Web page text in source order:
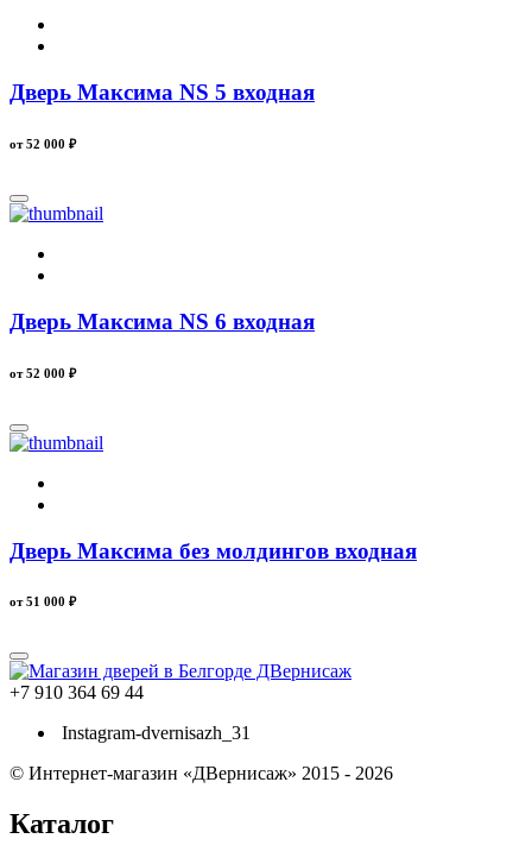
Дверь Максима NS 5 входная
от 52 000 ₽
Дверь Максима NS 6 входная
от 52 000 ₽
Дверь Максима без молдингов входная
от 51 000 ₽
+7 910 364 69 44
Instagram-dvernisazh_31
© Интернет-магазин «ДВернисаж» 2015 - 2026
Каталог